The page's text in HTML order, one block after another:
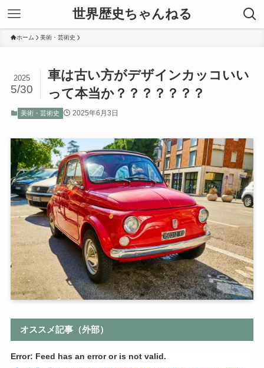
世界歴史ちゃんねる
ホーム 美術・芸術史
車は古い方がデザインカッコいい
って本当か？？？？？？？
2025
5/30
美術・芸術史 2025年6月3日
オススメ記事（外部）
Error: Feed has an error or is not valid.